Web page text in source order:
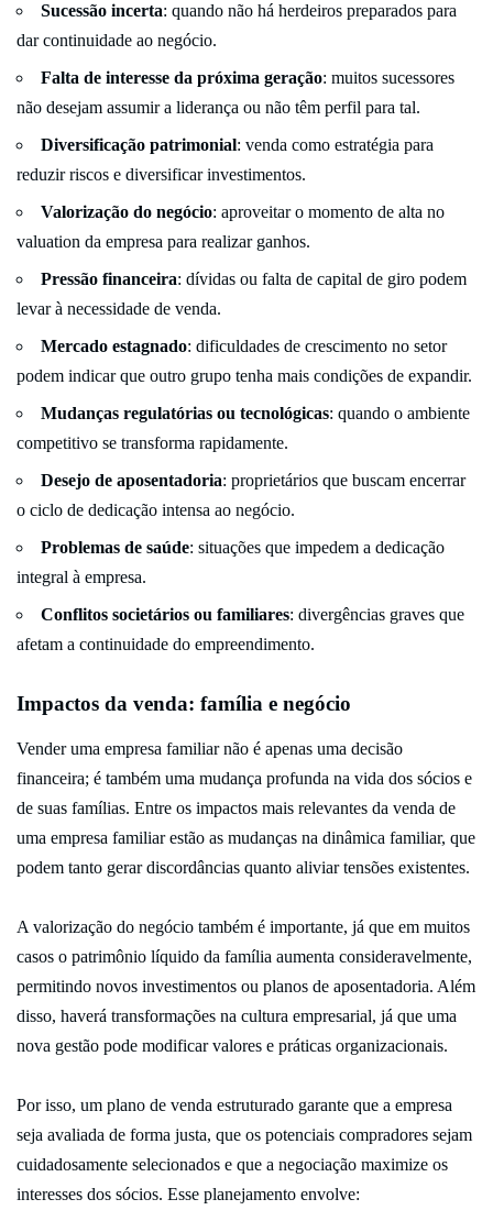
Sucessão incerta: quando não há herdeiros preparados para
dar continuidade ao negócio.
Falta de interesse da próxima geração: muitos sucessores
não desejam assumir a liderança ou não têm perfil para tal.
Diversificação patrimonial: venda como estratégia para
reduzir riscos e diversificar investimentos.
Valorização do negócio: aproveitar o momento de alta no
valuation da empresa para realizar ganhos.
Pressão financeira: dívidas ou falta de capital de giro podem
levar à necessidade de venda.
Mercado estagnado: dificuldades de crescimento no setor
podem indicar que outro grupo tenha mais condições de expandir.
Mudanças regulatórias ou tecnológicas: quando o ambiente
competitivo se transforma rapidamente.
Desejo de aposentadoria: proprietários que buscam encerrar
o ciclo de dedicação intensa ao negócio.
Problemas de saúde: situações que impedem a dedicação
integral à empresa.
Conflitos societários ou familiares: divergências graves que
afetam a continuidade do empreendimento.
Impactos da venda: família e negócio
Vender uma empresa familiar não é apenas uma decisão
financeira; é também uma mudança profunda na vida dos sócios e
de suas famílias. Entre os impactos mais relevantes da venda de
uma empresa familiar estão as mudanças na dinâmica familiar, que
podem tanto gerar discordâncias quanto aliviar tensões existentes.
A valorização do negócio também é importante, já que em muitos
casos o patrimônio líquido da família aumenta consideravelmente,
permitindo novos investimentos ou planos de aposentadoria. Além
disso, haverá transformações na cultura empresarial, já que uma
nova gestão pode modificar valores e práticas organizacionais.
Por isso, um plano de venda estruturado garante que a empresa
seja avaliada de forma justa, que os potenciais compradores sejam
cuidadosamente selecionados e que a negociação maximize os
interesses dos sócios. Esse planejamento envolve: